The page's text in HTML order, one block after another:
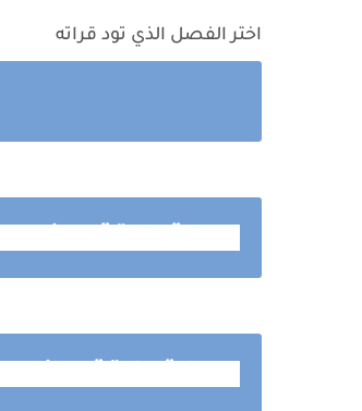
اختر الفصل الذي تود قراته